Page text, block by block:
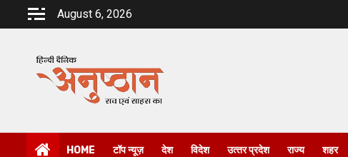
August 6, 2026
HOME टॉप न्यूज़ देश विदेश उत्‍तर प्रदेश राज्य शहर